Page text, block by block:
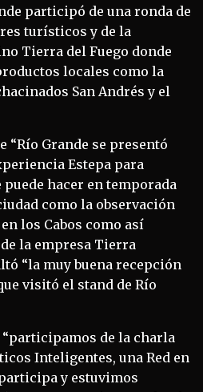
participó de una ronda de
turísticos y de la
Tierra del Fuego donde
locales como la
San Andrés y el
“Río Grande se presentó
Estepa para
hacer en temporada
como la observación
los Cabos como así
la empresa Tierra
“la muy buena recepción
visitó el stand de Río
de la charla
Inteligentes, una Red en
y estuvimos